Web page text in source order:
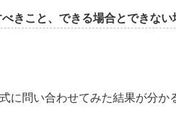
きこと、できる場合とできな
に問い合わせてみた結果が分か